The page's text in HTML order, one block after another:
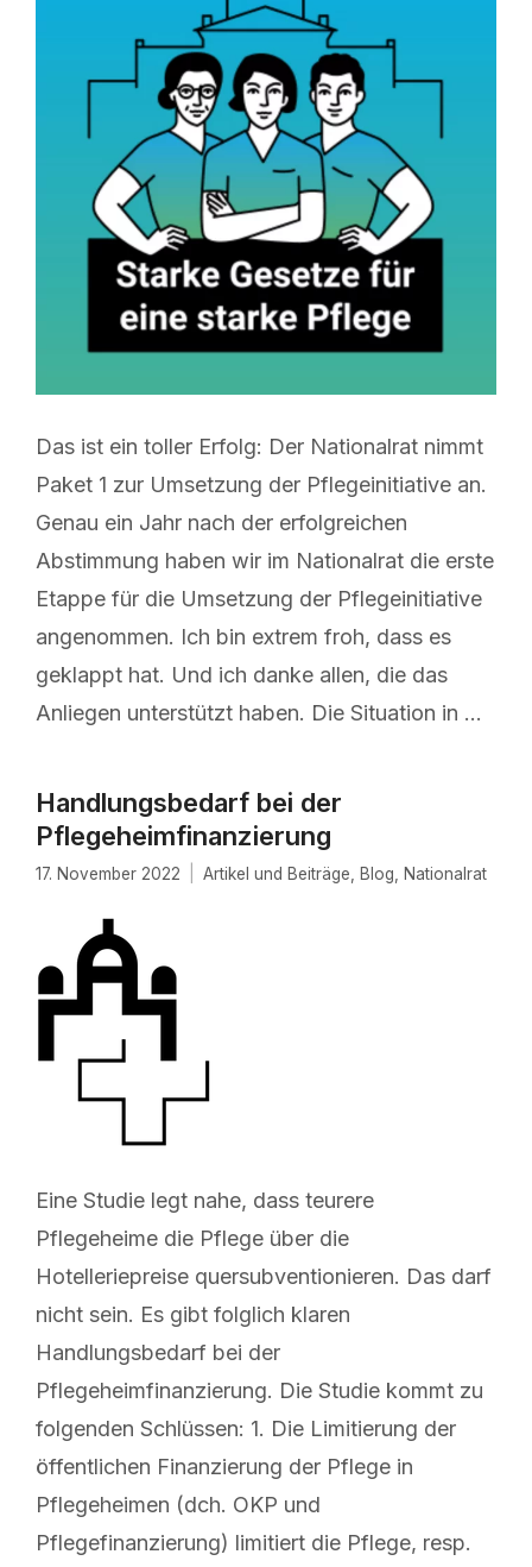
Das ist ein toller Erfolg: Der Nationalrat nimmt
Paket 1 zur Umsetzung der Pflegeinitiative an.
Genau ein Jahr nach der erfolgreichen
Abstimmung haben wir im Nationalrat die erste
Etappe für die Umsetzung der Pflegeinitiative
angenommen. Ich bin extrem froh, dass es
geklappt hat. Und ich danke allen, die das
Anliegen unterstützt haben. Die Situation in …
Handlungsbedarf bei der
Pflegeheimfinanzierung
17. November 2022 Artikel und Beiträge, Blog, Nationalrat
Eine Studie legt nahe, dass teurere
Pflegeheime die Pflege über die
Hotelleriepreise quersubventionieren. Das darf
nicht sein. Es gibt folglich klaren
Handlungsbedarf bei der
Pflegeheimfinanzierung. Die Studie kommt zu
folgenden Schlüssen: 1. Die Limitierung der
öffentlichen Finanzierung der Pflege in
Pflegeheimen (dch. OKP und
Pflegefinanzierung) limitiert die Pflege, resp.